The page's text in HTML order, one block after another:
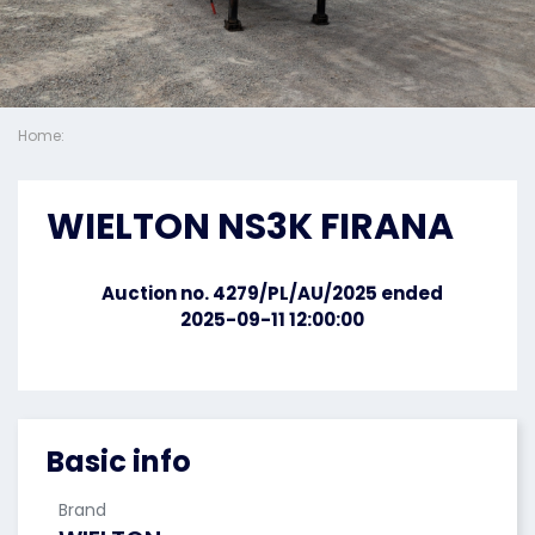
Home:
Basic info
Brand
WIELTON NS3K FIRANA
Auction no. 4279/PL/AU/2025 ended
2025-09-11 12:00:00